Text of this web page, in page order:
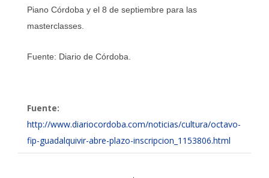
Piano Córdoba y el 8 de septiembre para las
masterclasses.
Fuente: Diario de Córdoba.
Fuente:
http://www.diariocordoba.com/noticias/cultura/octavo-
fip-guadalquivir-abre-plazo-inscripcion_1153806.html